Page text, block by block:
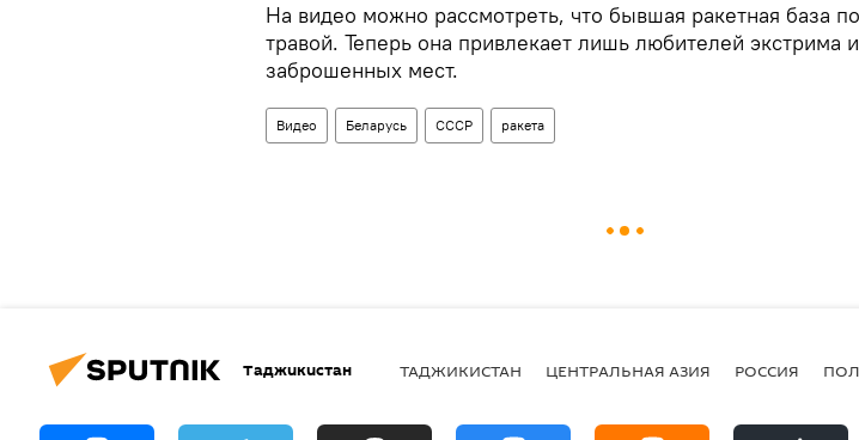
На видео можно рассмотреть, что бывшая ракетная база
травой. Теперь она привлекает лишь любителей экстрима и
заброшенных мест.
Видео Беларусь СССР ракета
Таджикистан ТАДЖИКИСТАН ЦЕНТРАЛЬНАЯ АЗИЯ РОССИЯ